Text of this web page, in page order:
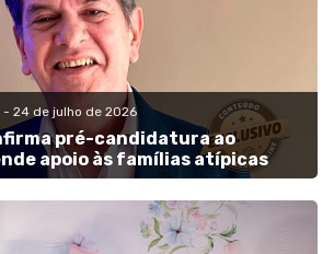
- 24 de julho de 2026
pré-candidatura ao
apoio às famílias atípicas